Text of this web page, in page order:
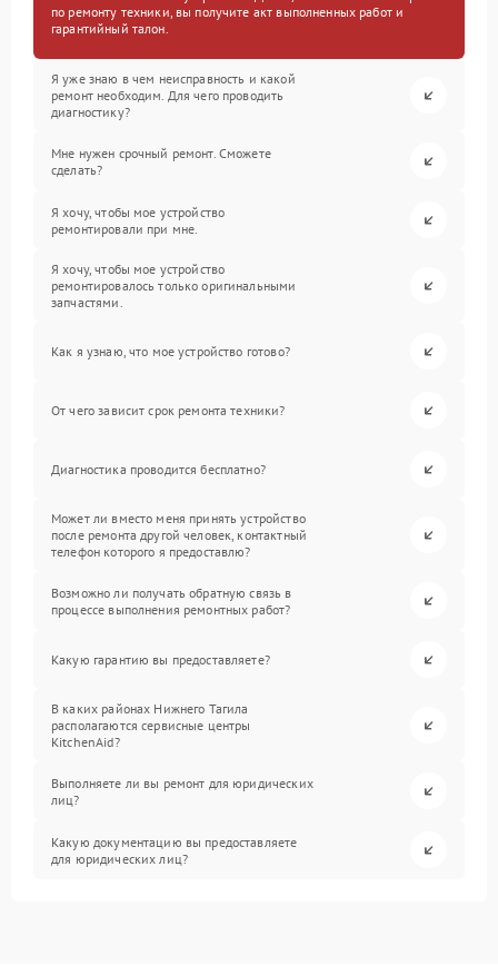
по ремонту техники, вы получите акт выполненных работ и
гарантийный талон.
Я уже знаю в чем неисправность и какой
ремонт необходим. Для чего проводить
диагностику?
Мне нужен срочный ремонт. Сможете
сделать?
Я хочу, чтобы мое устройство
ремонтировали при мне.
Я хочу, чтобы мое устройство
ремонтировалось только оригинальными
запчастями.
Как я узнаю, что мое устройство готово?
От чего зависит срок ремонта техники?
Диагностика проводится бесплатно?
Может ли вместо меня принять устройство
после ремонта другой человек, контактный
телефон которого я предоставлю?
Возможно ли получать обратную связь в
процессе выполнения ремонтных работ?
Какую гарантию вы предоставляете?
В каких районах Нижнего Тагила
располагаются сервисные центры
KitchenAid?
Выполняете ли вы ремонт для юридических
лиц?
Какую документацию вы предоставляете
для юридических лиц?